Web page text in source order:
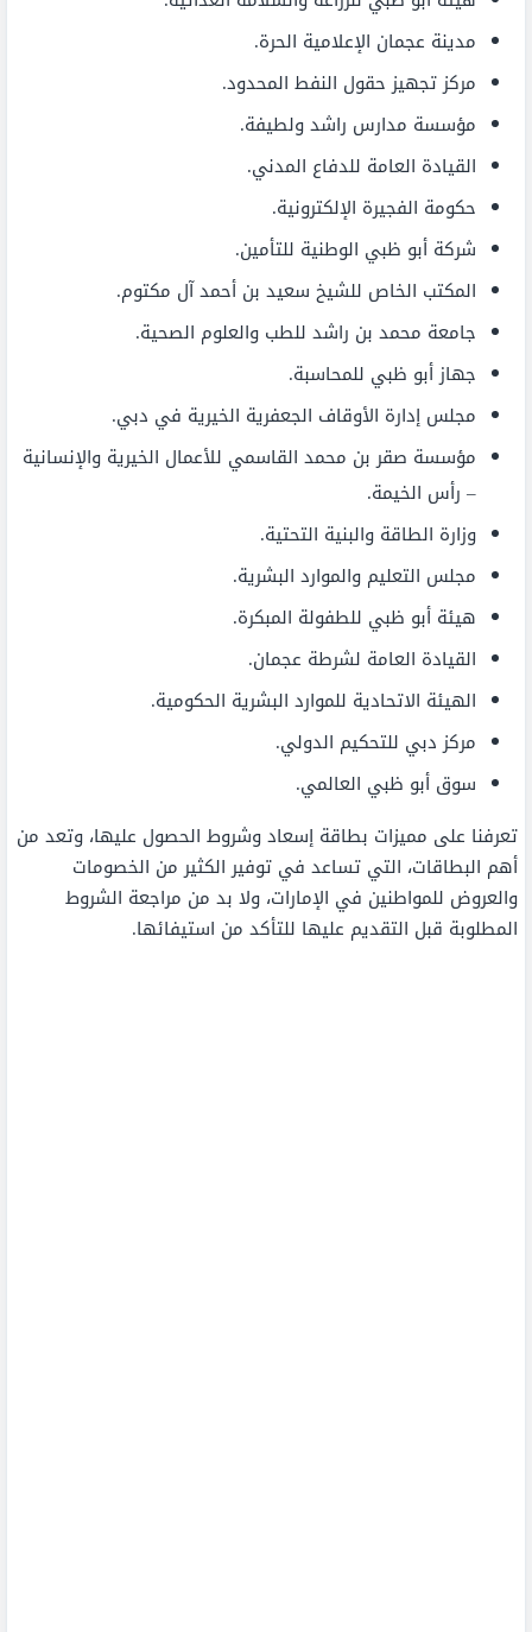
مدينة عجمان الإعلامية الحرة.
مركز تجهيز حقول النفط المحدود.
مؤسسة مدارس راشد ولطيفة.
القيادة العامة للدفاع المدني.
حكومة الفجيرة الإلكترونية.
شركة أبو ظبي الوطنية للتأمين.
المكتب الخاص للشيخ سعيد بن أحمد آل مكتوم.
جامعة محمد بن راشد للطب والعلوم الصحية.
جهاز أبو ظبي للمحاسبة.
مجلس إدارة الأوقاف الجعفرية الخيرية في دبي.
مؤسسة صقر بن محمد القاسمي للأعمال الخيرية والإنسانية
– رأس الخيمة.
وزارة الطاقة والبنية التحتية.
مجلس التعليم والموارد البشرية.
هيئة أبو ظبي للطفولة المبكرة.
القيادة العامة لشرطة عجمان.
الهيئة الاتحادية للموارد البشرية الحكومية.
مركز دبي للتحكيم الدولي.
سوق أبو ظبي العالمي.
تعرفنا على مميزات بطاقة إسعاد وشروط الحصول عليها، وتعد من
أهم البطاقات، التي تساعد في توفير الكثير من الخصومات
والعروض للمواطنين في الإمارات، ولا بد من مراجعة الشروط
المطلوبة قبل التقديم عليها للتأكد من استيفائها.